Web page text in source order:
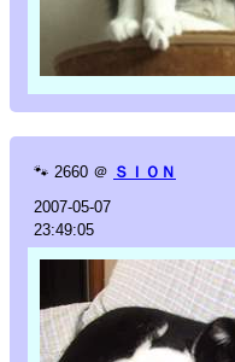
🐾 2660 ＠ ＳＩＯＮ
2007-05-07
23:49:05